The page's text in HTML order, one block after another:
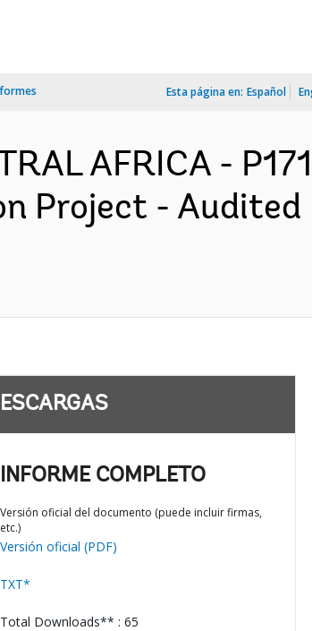
Esta página en: Español
AFRICA -
Project - Audited
INFORME COMPLETO
Versión oficial del documento (puede incluir firmas,
etc.)
Versión oficial (PDF)
TXT*
Total Downloads** : 65